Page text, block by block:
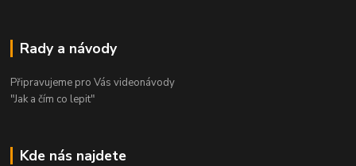
Rady a návody
Připravujeme pro Vás videonávody
"Jak a čím co lepit"
Kde nás najdete